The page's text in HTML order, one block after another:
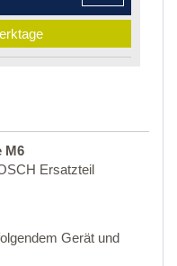
M6
Ersatzteil
Gerät und